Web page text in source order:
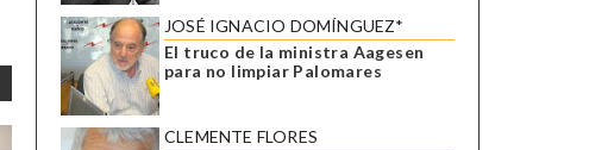
JOSÉ IGNACIO DOMÍNGUEZ*
El truco de la ministra Aagesen
para no limpiar Palomares
CLEMENTE FLORES